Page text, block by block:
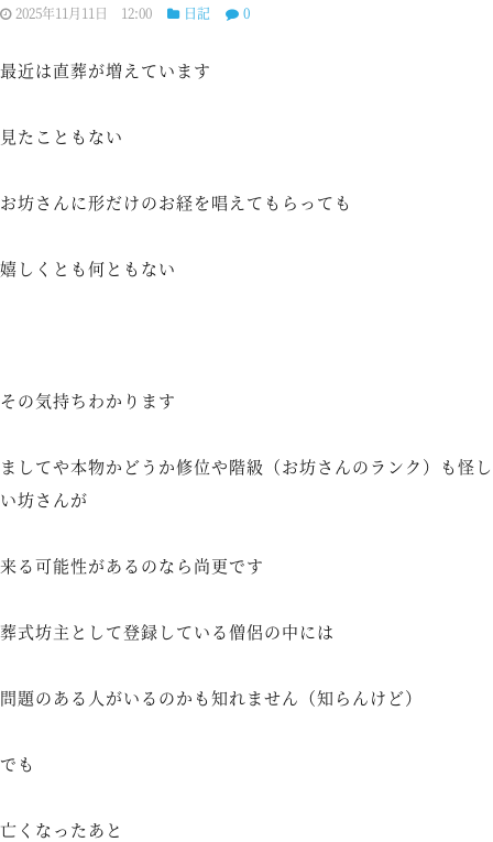
2025年11月11日 12:00 日記 0
最近は直葬が増えています
見たこともない
お坊さんに形だけのお経を唱えてもらっても
嬉しくとも何ともない
その気持ちわかります
ましてや本物かどうか修位や階級（お坊さんのランク）も怪し
い坊さんが
来る可能性があるのなら尚更です
葬式坊主として登録している僧侶の中には
問題のある人がいるのかも知れません（知らんけど）
でも
亡くなったあと